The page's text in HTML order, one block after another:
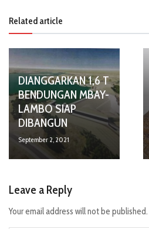
Related article
DIANGGARKAN 1,6 T
BENDUNGAN MBAY-
LAMBO SIAP
DIBANGUN
September 2, 2021
Leave a Reply
Your email address will not be published.